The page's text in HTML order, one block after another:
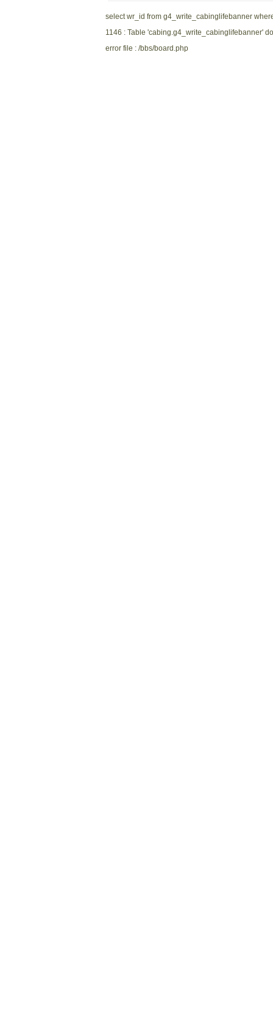
select wr_id from g4_write_cabinglifebanner
1146 : Table 'cabing.g4_write_cabinglifebanner'
error file : /bbs/board.php